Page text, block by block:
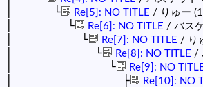
│ └ Re[5]: NO TITLE / りゅー
│ └ Re[6]: NO TITLE / バス
│ └ Re[7]: NO TITLE / り
│ └ Re[8]: NO TITLE /
│ └ Re[9]: NO TITLE
│ ├ Re[10]: NO